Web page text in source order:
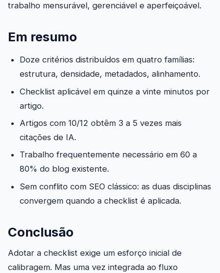
trabalho mensurável, gerenciável e aperfeiçoável.
Em resumo
Doze critérios distribuídos em quatro famílias:
estrutura, densidade, metadados, alinhamento.
Checklist aplicável em quinze a vinte minutos por
artigo.
Artigos com 10/12 obtêm 3 a 5 vezes mais
citações de IA.
Trabalho frequentemente necessário em 60 a
80% do blog existente.
Sem conflito com SEO clássico: as duas disciplinas
convergem quando a checklist é aplicada.
Conclusão
Adotar a checklist exige um esforço inicial de
calibragem. Mas uma vez integrada ao fluxo